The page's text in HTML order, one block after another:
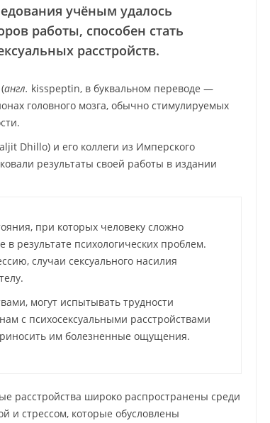
учёным удалось
работы, способен стать
расстройств.
англ. kisspeptin, в буквальном переводе —
головного мозга, обычно стимулируемых
Dhillo) и его коллеги из Имперского
результаты своей работы в издании
при которых человеку сложно
результате психологических проблем.
случаи сексуального насилия
могут испытывать трудности
с психосексуальными расстройствами
им болезненные ощущения.
расстройства широко распространены среди
и стрессом, которые обусловлены